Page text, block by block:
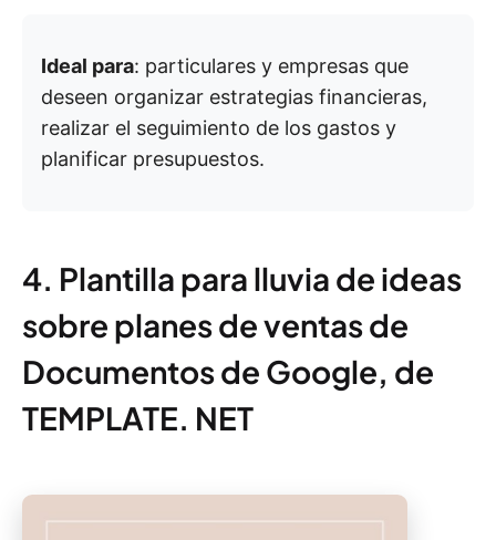
Ideal para: particulares y empresas que
deseen organizar estrategias financieras,
realizar el seguimiento de los gastos y
planificar presupuestos.
4. Plantilla para lluvia de ideas
sobre planes de ventas de
Documentos de Google, de
TEMPLATE. NET